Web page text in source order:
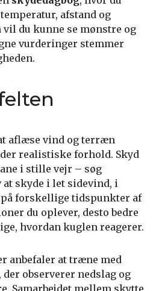
afstand og
du kunne se mønstre og
vurderinger stemmer
aflæse vind og terræn
realistiske forhold. Skyd
i stille vejr – søg
skyde i let sidevind, i
forskellige tidspunkter af
du oplever, desto bedre
hvordan kuglen reagerer.
anbefaler at træne med
observerer nedslag og
Samarbejdet mellem skytte